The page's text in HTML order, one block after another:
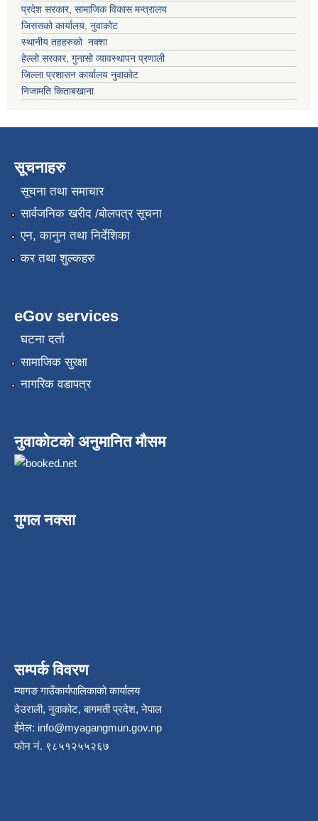
प्रदेश सरकार, सामाजिक विकास मन्त्रालय
जिससको कार्यालय, नुवाकोट
स्थानीय तहहरुको नक्शा
हेल्लो सरकार, गुनासो व्यावस्थापन प्रणाली
जिल्ला प्रशासन कार्यालय नुवाकोट
निजामति किताबखाना
सूचनाहरु
सूचना तथा समाचार
सार्वजनिक खरीद /बोलपत्र सूचना
एन, कानुन तथा निर्देशिका
कर तथा शुल्कहरु
eGov services
घटना दर्ता
सामाजिक सुरक्षा
नागरिक वडापत्र
नुवाकोटको अनुमानित मौसम
गुगल नक्सा
सम्पर्क विवरण
म्यागङ गाउँकार्यपालिकाको कार्यालय
देउराली, नुवाकोट, बागमती प्रदेश, नेपाल
ईमेल: info@myagangmun.gov.np
फोन नं. ९८५१२५५२६७